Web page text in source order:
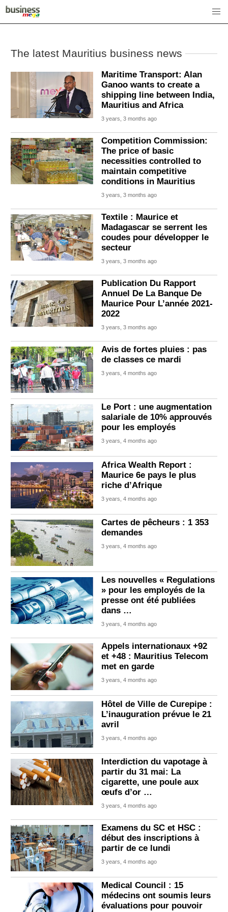
The latest Mauritius business news
Maritime Transport: Alan
Ganoo wants to create a
shipping line between India,
Mauritius and Africa
3 years, 3 months ago
Competition Commission:
The price of basic
necessities controlled to
maintain competitive
conditions in Mauritius
3 years, 3 months ago
Textile : Maurice et
Madagascar se serrent les
coudes pour développer le
secteur
3 years, 3 months ago
Publication Du Rapport
Annuel De La Banque De
Maurice Pour L’année 2021-
2022
3 years, 3 months ago
Avis de fortes pluies : pas
de classes ce mardi
3 years, 4 months ago
Le Port : une augmentation
salariale de 10% approuvés
pour les employés
3 years, 4 months ago
Africa Wealth Report :
Maurice 6e pays le plus
riche d’Afrique
3 years, 4 months ago
Cartes de pêcheurs : 1 353
demandes
3 years, 4 months ago
Les nouvelles « Regulations
» pour les employés de la
presse ont été publiées
dans …
3 years, 4 months ago
Appels internationaux +92
et +48 : Mauritius Telecom
met en garde
3 years, 4 months ago
Hôtel de Ville de Curepipe :
L’inauguration prévue le 21
avril
3 years, 4 months ago
Interdiction du vapotage à
partir du 31 mai: La
cigarette, une poule aux
œufs d’or …
3 years, 4 months ago
Examens du SC et HSC :
début des inscriptions à
partir de ce lundi
3 years, 4 months ago
Medical Council : 15
médecins ont soumis leurs
évaluations pour pouvoir